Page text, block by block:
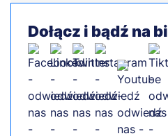
Dołącz i bądź na